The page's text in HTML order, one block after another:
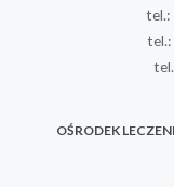
tel.:
tel.:
OŚRODEK